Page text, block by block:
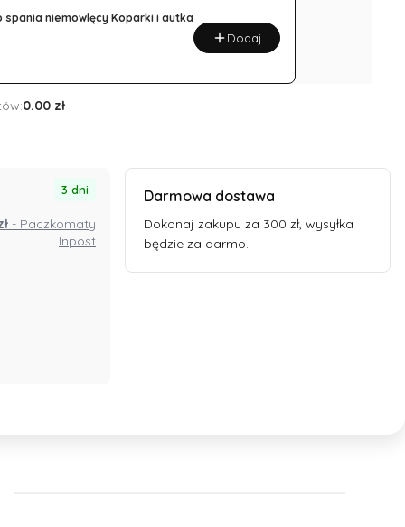
wafel
spania niemowlęcy Koparki i autka
Dodaj
0.00 zł
3 dni
- Paczkomaty
Inpost
Darmowa dostawa
Dokonaj zakupu za 300 zł, wysyłka
będzie za darmo.